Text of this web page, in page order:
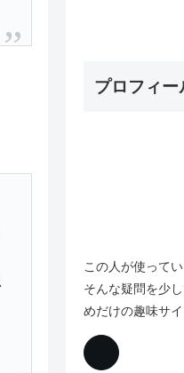
プロフィー
この人が使って
そんな疑問を少
めだけの趣味サイ